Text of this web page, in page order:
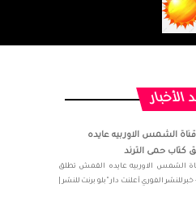
الأخبار
الشمس الاوربيه عايده
حمى الترند
الشمس الاوربيه عايده القمش تطلق
للنشر الفوري أعلنت دار "بلو برنت للنشر |